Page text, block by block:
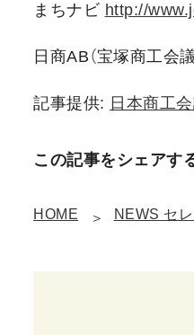
まちナビ http://
日商AB（宝塚商工会議
記事提供: 日本商工
この記事をシェアす
HOME NEWS セ